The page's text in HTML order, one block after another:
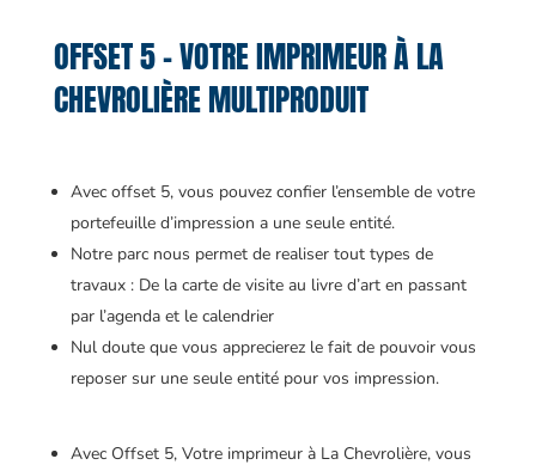
OFFSET 5 – VOTRE IMPRIMEUR À LA
CHEVROLIÈRE MULTIPRODUIT
Avec offset 5, vous pouvez confier l’ensemble de votre
portefeuille d’impression a une seule entité.
Notre parc nous permet de realiser tout types de
travaux : De la carte de visite au livre d’art en passant
par l’agenda et le calendrier
Nul doute que vous apprecierez le fait de pouvoir vous
reposer sur une seule entité pour vos impression.
Avec Offset 5, Votre imprimeur à La Chevrolière, vous